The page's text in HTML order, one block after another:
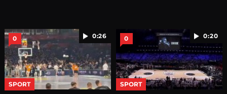
0:26
0
SPORT
0:20
0
SPORT